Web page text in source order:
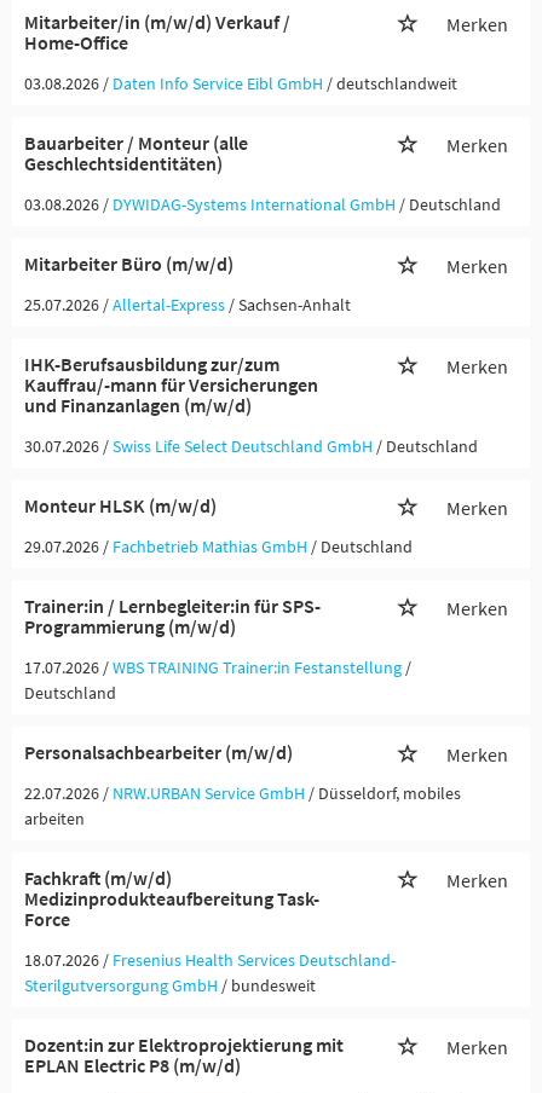
Mitarbeiter/in (m/w/d) Verkauf /
Home-Office
Merken
03.08.2026 / Daten Info Service Eibl GmbH / deutschlandweit
Bauarbeiter / Monteur (alle
Geschlechtsidentitäten)
Merken
03.08.2026 / DYWIDAG-Systems International GmbH / Deutschland
Mitarbeiter Büro (m/w/d) Merken
25.07.2026 /Allertal-Express / Sachsen-Anhalt
IHK-Berufsausbildung zur/zum
Kauffrau/-mann für Versicherungen
und Finanzanlagen (m/w/d)
Merken
30.07.2026 /Swiss Life Select Deutschland GmbH / Deutschland
Monteur HLSK (m/w/d) Merken
29.07.2026 / Fachbetrieb Mathias GmbH / Deutschland
Trainer:in / Lernbegleiter:in für SPS-
Programmierung (m/w/d)
Merken
17.07.2026 /WBS TRAINING Trainer:in Festanstellung /
Deutschland
Personalsachbearbeiter (m/w/d) Merken
22.07.2026 / NRW.URBAN Service GmbH / Düsseldorf, mobiles
arbeiten
Fachkraft (m/w/d)
Medizinprodukteaufbereitung Task-
Force
Merken
18.07.2026 / Fresenius Health Services Deutschland-
Sterilgutversorgung GmbH / bundesweit
Dozent:in zur Elektroprojektierung mit
EPLAN Electric P8 (m/w/d)
Merken